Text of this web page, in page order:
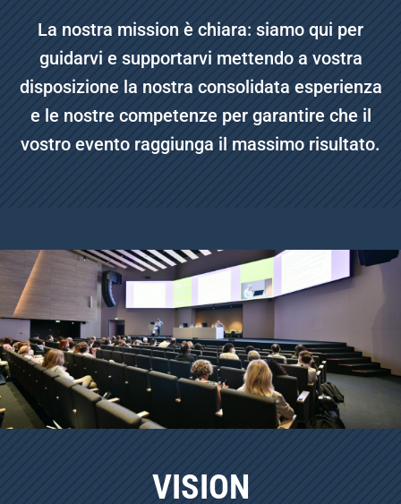
La nostra mission è chiara: siamo qui per
guidarvi e supportarvi mettendo a vostra
disposizione la nostra consolidata esperienza
e le nostre competenze per garantire che il
vostro evento raggiunga il massimo risultato.
VISION